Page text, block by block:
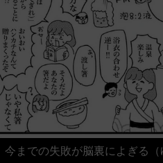
今までの失敗が脳裏によぎる（